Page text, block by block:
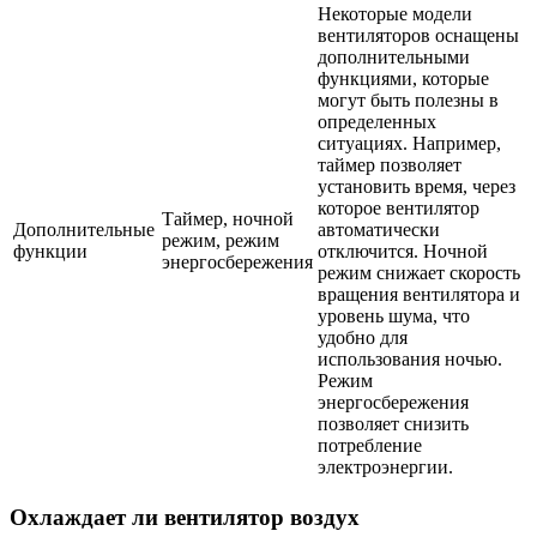
Дополнительные
функции
Таймер, ночной
режим, режим
энергосбережения
Некоторые модели
вентиляторов оснащены
дополнительными
функциями, которые
могут быть полезны в
определенных
ситуациях. Например,
таймер позволяет
установить время, через
которое вентилятор
автоматически
отключится. Ночной
режим снижает скорость
вращения вентилятора и
уровень шума, что
удобно для
использования ночью.
Режим
энергосбережения
позволяет снизить
потребление
электроэнергии.
Охлаждает ли вентилятор воздух